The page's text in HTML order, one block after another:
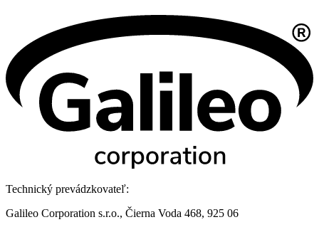
Technický prevádzkovateľ:
Galileo Corporation s.r.o., Čierna Voda 468, 925 06